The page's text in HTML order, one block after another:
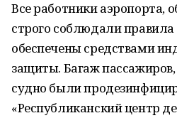
Все работники аэропорта,
строго соблюдали
обеспечены средствами
защиты. Багаж
судно были
«Республиканский центр